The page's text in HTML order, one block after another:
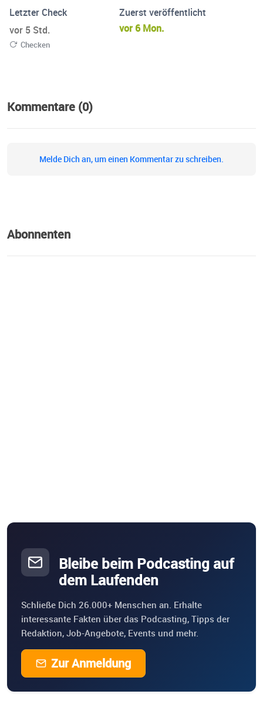
Letzter Check
vor 5 Std.
Checken
Zuerst veröffentlicht
vor 6 Mon.
Kommentare (0)
Melde Dich an, um einen Kommentar zu schreiben.
Abonnenten
Bleibe beim Podcasting auf
dem Laufenden
Schließe Dich 26.000+ Menschen an. Erhalte
interessante Fakten über das Podcasting, Tipps der
Redaktion, Job-Angebote, Events und mehr.
Zur Anmeldung